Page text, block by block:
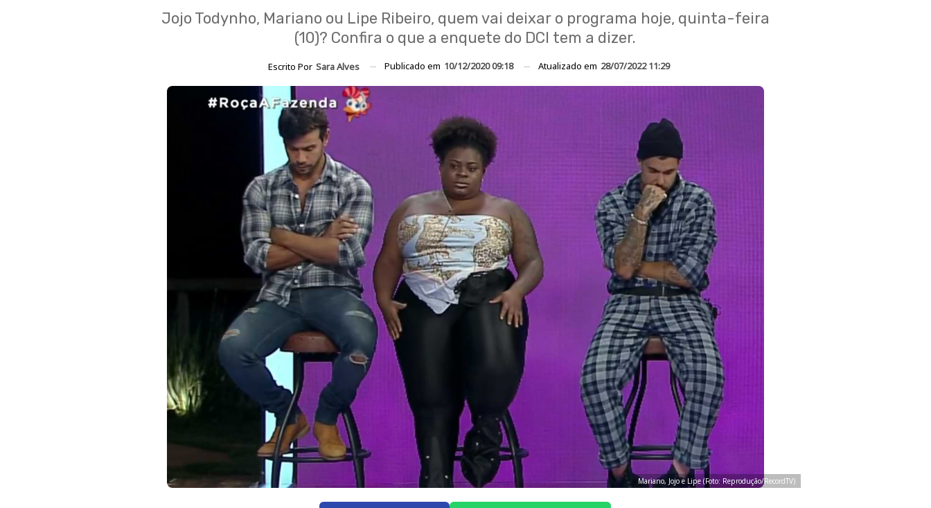
Jojo Todynho, Mariano ou Lipe Ribeiro, quem vai deixar o programa hoje, quinta-feira
(10)? Confira o que a enquete do DCI tem a dizer.
Escrito Por Sara Alves Publicado em 10/12/2020 09:18 Atualizado em 28/07/2022 11:29
Mariano, Jojo e Lipe (Foto: Reprodução/RecordTV)